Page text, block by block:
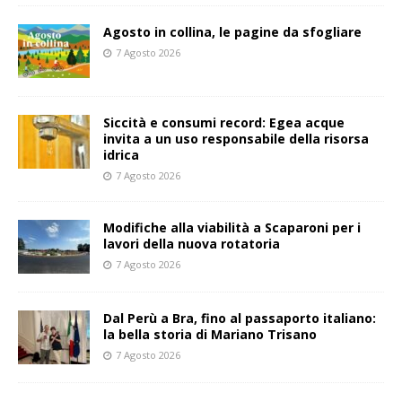
Agosto in collina, le pagine da sfogliare
7 Agosto 2026
Siccità e consumi record: Egea acque
invita a un uso responsabile della risorsa
idrica
7 Agosto 2026
Modifiche alla viabilità a Scaparoni per i
lavori della nuova rotatoria
7 Agosto 2026
​Dal Perù a Bra, fino al passaporto italiano:
la bella storia di Mariano Trisano
7 Agosto 2026